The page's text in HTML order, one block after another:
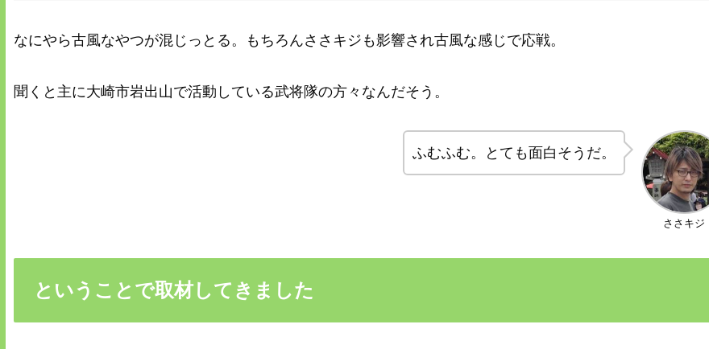
なにやら古風なやつが混じっとる。もちろんささキジも影響され古風な感じで応戦。
聞くと主に大崎市岩出山で活動している武将隊の方々なんだそう。
ささキジ
ふむふむ。とても面白そうだ。
ということで取材してきました